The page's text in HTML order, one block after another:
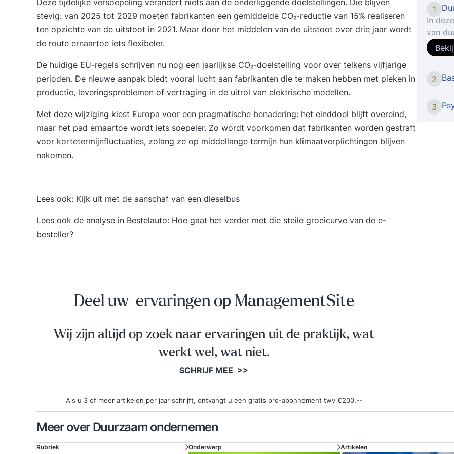
Deze tijdelijke versoepeling verandert niets aan de onderliggende doelstellingen. Die blijven
stevig: van 2025 tot 2029 moeten fabrikanten een gemiddelde CO₂-reductie van 15% realiseren
ten opzichte van de uitstoot in 2021. Maar door het middelen van de uitstoot over drie jaar wordt
de route ernaartoe iets flexibeler.
De huidige EU-regels schrijven nu nog een jaarlijkse CO₂-doelstelling voor over telkens vijfjarige
perioden. De nieuwe aanpak biedt vooral lucht aan fabrikanten die te maken hebben met pieken in
productie, leveringsproblemen of vertraging in de uitrol van elektrische modellen.
Met deze wijziging kiest Europa voor een pragmatische benadering: het einddoel blijft overeind,
maar het pad ernaartoe wordt iets soepeler. Zo wordt voorkomen dat fabrikanten worden gestraft
voor kortetermijnfluctuaties, zolang ze op middellange termijn hun klimaatverplichtingen blijven
nakomen.
Lees ook: Kijk uit met de aanschaf van een dieselbus
Lees ook de analyse in Bestelauto: Hoe gaat het verder met die steile groeicurve van de e-
besteller?
1
In
van
drie
(nog)
voor
Profit
2
3
Deel uw ervaringen op ManagementSite
Wij zijn altijd op zoek naar ervaringen uit de praktijk, wat
werkt wel, wat niet.
SCHRIJF MEE >>
Als u 3 of meer artikelen per jaar schrijft, ontvangt u een gratis pro-abonnement twv €200,--
Meer over Duurzaam ondernemen
Rubriek Onderwerp Artikelen